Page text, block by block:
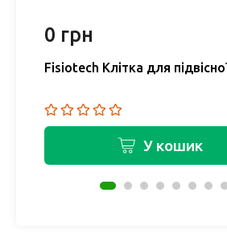
0 грн
Fisiotech Клітка для
У кошик